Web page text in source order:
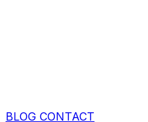
BLOG CONTACT